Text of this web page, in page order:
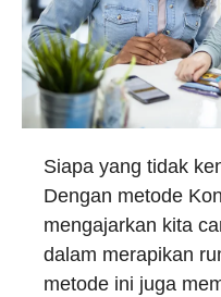
Siapa yang tidak
Dengan metode
mengajarkan kita
dalam merapikan
metode ini juga